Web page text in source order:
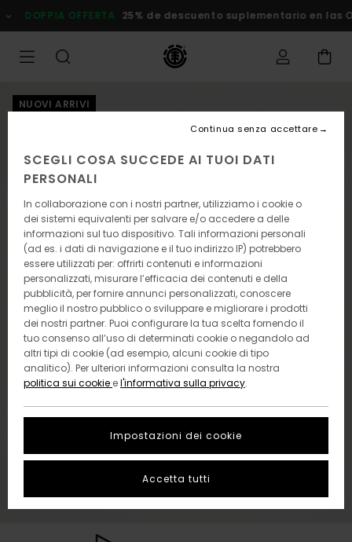
alle
informazioni
prodotto
DOPPIA OFFERTA 25% de descuento suplementario en
NUOVI ARRIVI
SCEGLI COSA SUCCEDE AI TUOI DATI
PERSONALI
In collaborazione con i nostri partner, utilizziamo i cookie o
dei sistemi equivalenti per salvare e/o accedere a delle
informazioni sul tuo dispositivo. Tali informazioni personali
(ad es. i dati di navigazione e il tuo indirizzo IP) potrebbero
essere utilizzati per: offrirti contenuti e informazioni
personalizzati, misurare l’efficacia dei contenuti e della
pubblicità, per fornire annunci personalizzati, conoscere
meglio il nostro pubblico o sviluppare e migliorare i prodotti
dei nostri partner. Puoi configurare la tua scelta fornendo il
tuo consenso all’uso di determinati cookie o negandolo ad
altri tipi di cookie (ad esempio, alcuni cookie di tipo
analitico). Per ulteriori informazioni consulta la nostra
politica sui cookie el'informativa sulla privacy.
Impostazioni dei cookie
Continua senza accettare
Accetta tutti